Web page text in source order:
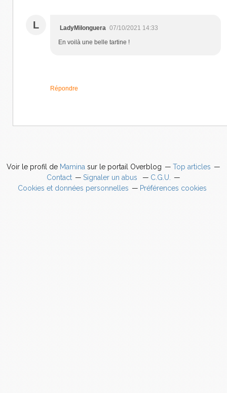
L LadyMilonguera 07/10/2021 14:33
En voilà une belle tartine !
Répondre
Voir le profil de Mamina sur le portail Overblog
Top articles
Contact
Signaler un abus
C.G.U.
Cookies et données personnelles
Préférences cookies